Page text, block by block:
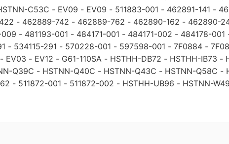
C53C - EV09 - EV09 - 511883-001 - 462891-141 -
- 462889-742 - 462889-762 - 462890-162 - 462890-
- 481193-001 - 484171-001 - 484171-002 - 484178-001
- 534115-291 - 570228-001 - 597598-001 - 7F0884 -
- EV03 - EV12 - G61-110SA - HSTHH-DB72 - HSTHH-IB73 -
Q39C - HSTNN-Q40C - HSTNN-Q43C - HSTNN-Q58C -
- 511872-001 - 511872-002 - HSTHH-UB96 - HSTNN-